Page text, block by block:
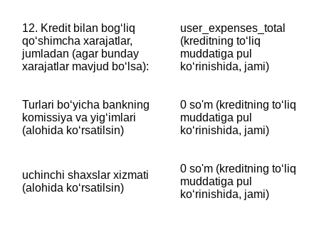
12. Kredit bilan bogʻliq
qoʻshimcha xarajatlar,
jumladan (agar bunday
xarajatlar mavjud boʻlsa):
user_expenses_total
(kreditning toʻliq
muddatiga pul
koʻrinishida, jami)
Turlari boʻyicha bankning
komissiya va yigʻimlari
(alohida koʻrsatilsin)
0 so'm (kreditning toʻliq
muddatiga pul
koʻrinishida, jami)
uchinchi shaxslar xizmati
(alohida koʻrsatilsin)
0 so'm (kreditning toʻliq
muddatiga pul
koʻrinishida, jami)